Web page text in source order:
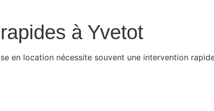
à Yvetot
en location nécessite souvent une intervention